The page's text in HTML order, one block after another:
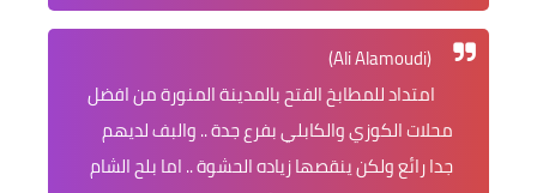
(Ali Alamoudi)
امتداد للمطابخ الفتح بالمدينة المنورة من افضل
محلات الكوزي والكابلي بفرع جدة .. والبف لديهم
جدا رائع ولكن ينقصها زياده الحشوة .. اما بلح الشام